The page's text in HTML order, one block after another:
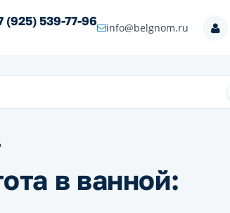
(925) 539-77-96 info@belgnom.ru
в ванной: